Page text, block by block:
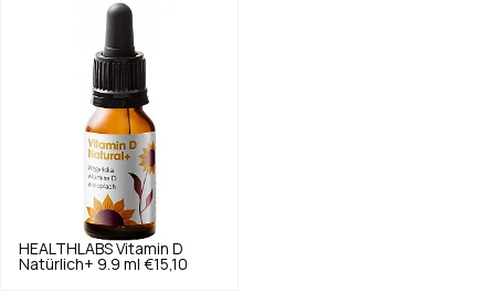
HEALTHLABS Vitamin D
Natürlich+ 9.9 ml €15,10